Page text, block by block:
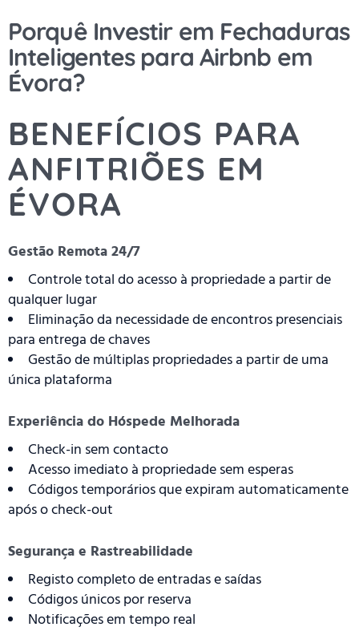
Porquê Investir em Fechaduras
Inteligentes para Airbnb em
Évora?
BENEFÍCIOS PARA
ANFITRIÕES EM
ÉVORA
Gestão Remota 24/7
Controle total do acesso à propriedade a partir de
qualquer lugar
Eliminação da necessidade de encontros presenciais
para entrega de chaves
Gestão de múltiplas propriedades a partir de uma
única plataforma
Experiência do Hóspede Melhorada
Check-in sem contacto
Acesso imediato à propriedade sem esperas
Códigos temporários que expiram automaticamente
após o check-out
Segurança e Rastreabilidade
Registo completo de entradas e saídas
Códigos únicos por reserva
Notificações em tempo real